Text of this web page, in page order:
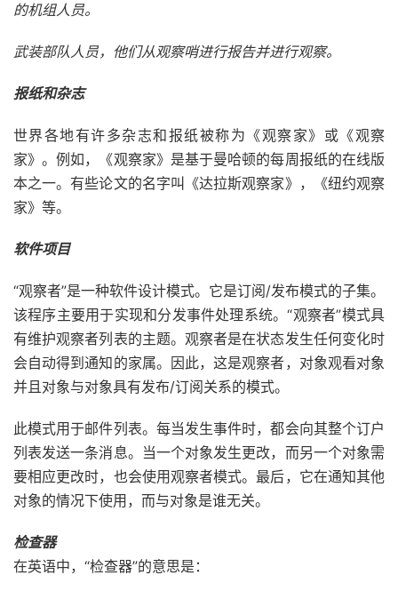
的机组人员。
武装部队人员，他们从观察哨进行报告并进行观察。
报纸和杂志
世界各地有许多杂志和报纸被称为《观察家》或《观察
家》。例如，《观察家》是基于曼哈顿的每周报纸的在线版
本之一。有些论文的名字叫《达拉斯观察家》，《纽约观察
家》等。
软件项目
“观察者”是一种软件设计模式。它是订阅/发布模式的子集。
该程序主要用于实现和分发事件处理系统。“观察者”模式具
有维护观察者列表的主题。观察者是在状态发生任何变化时
会自动得到通知的家属。因此，这是观察者，对象观看对象
并且对象与对象具有发布/订阅关系的模式。
此模式用于邮件列表。每当发生事件时，都会向其整个订户
列表发送一条消息。当一个对象发生更改，而另一个对象需
要相应更改时，也会使用观察者模式。最后，它在通知其他
对象的情况下使用，而与对象是谁无关。
检查器
在英语中，“检查器”的意思是：